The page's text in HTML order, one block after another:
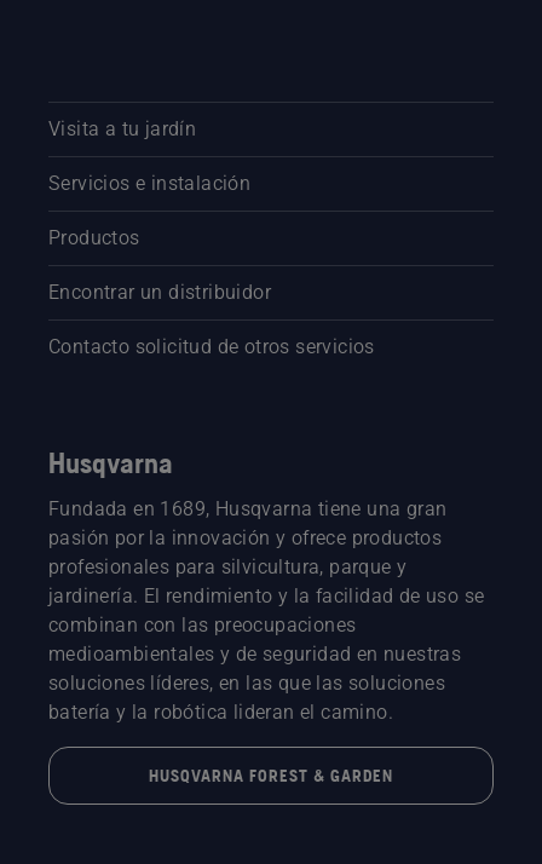
Visita a tu jardín
Servicios e instalación
Productos
Encontrar un distribuidor
Contacto solicitud de otros servicios
Husqvarna
Fundada en 1689, Husqvarna tiene una gran
pasión por la innovación y ofrece productos
profesionales para silvicultura, parque y
jardinería. El rendimiento y la facilidad de uso se
combinan con las preocupaciones
medioambientales y de seguridad en nuestras
soluciones líderes, en las que las soluciones
batería y la robótica lideran el camino.
HUSQVARNA FOREST & GARDEN